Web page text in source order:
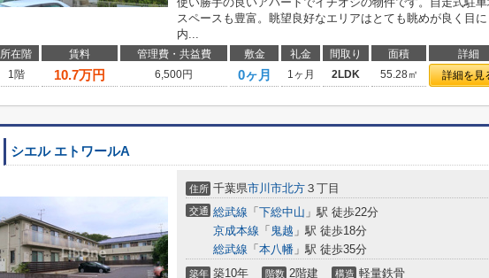
スペースも豊富。眺望良好なエリアはとても眺めが良く目
内...
所在階 賃料 管理費・共益費 敷金 礼金 間取り 面積 詳細
1階
10.7万円 6,500円 0ヶ月 1ヶ月 2LDK 55.28㎡ 詳細を見
シエル エトワールA
住所 千葉県市川市北方 ３丁目
交通 総武線 「 下総中山 」駅 徒歩22分
京成本線 「 鬼越 」駅 徒歩18分
総武線 「 本八幡 」駅 徒歩35分
築年 築10年 階数 2階建 構造 軽量鉄骨